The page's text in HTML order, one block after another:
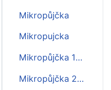
Mikropůjčka
Mikropujcka
Mikropůjčka 1000
Mikropůjčka 2000